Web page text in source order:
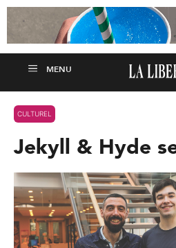
CULTUREL
Jekyll & Hyde